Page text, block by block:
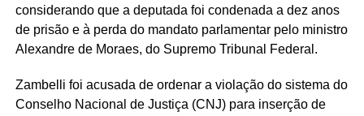
considerando que a deputada foi condenada a dez anos
de prisão e à perda do mandato parlamentar pelo ministro
Alexandre de Moraes, do Supremo Tribunal Federal.
Zambelli foi acusada de ordenar a violação do sistema do
Conselho Nacional de Justiça (CNJ) para inserção de